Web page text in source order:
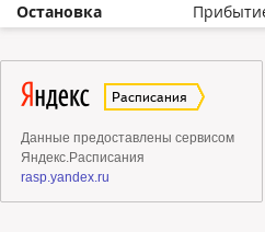
Остановка